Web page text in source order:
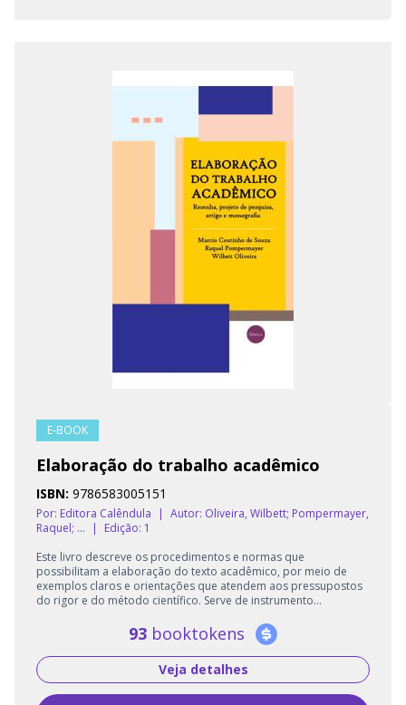
E-BOOK
Elaboração do trabalho acadêmico
ISBN: 9786583005151
Por: Editora Calêndula | Autor: Oliveira, Wilbett; Pompermayer,
Raquel; ...
|
Edição: 1
Este livro descreve os procedimentos e normas que
possibilitam a elaboração do texto acadêmico, por meio de
exemplos claros e orientações que atendem aos pressupostos
do rigor e do método científico. Serve de instrumento...
93 booktokens
Veja detalhes